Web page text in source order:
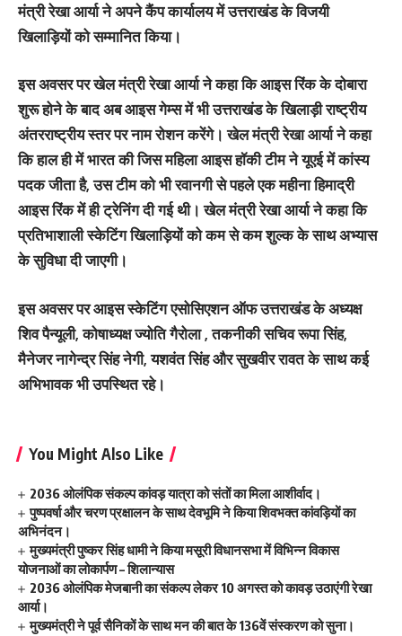
मंत्री रेखा आर्या ने अपने कैंप कार्यालय में उत्तराखंड के विजयी
खिलाड़ियों को सम्मानित किया।
इस अवसर पर खेल मंत्री रेखा आर्या ने कहा कि आइस रिंक के दोबारा
शुरू होने के बाद अब आइस गेम्स में भी उत्तराखंड के खिलाड़ी राष्ट्रीय
अंतरराष्ट्रीय स्तर पर नाम रोशन करेंगे। खेल मंत्री रेखा आर्या ने कहा
कि हाल ही में भारत की जिस महिला आइस हॉकी टीम ने यूएई में कांस्य
पदक जीता है, उस टीम को भी रवानगी से पहले एक महीना हिमाद्री
आइस रिंक में ही ट्रेनिंग दी गई थी। खेल मंत्री रेखा आर्या ने कहा कि
प्रतिभाशाली स्केटिंग खिलाड़ियों को कम से कम शुल्क के साथ अभ्यास
के सुविधा दी जाएगी।
इस अवसर पर आइस स्केटिंग एसोसिएशन ऑफ उत्तराखंड के अध्यक्ष
शिव पैन्यूली, कोषाध्यक्ष ज्योति गैरोला , तकनीकी सचिव रूपा सिंह,
मैनेजर नागेन्द्र सिंह नेगी, यशवंत सिंह और सुखवीर रावत के साथ कई
अभिभावक भी उपस्थित रहे।
You Might Also Like
2036 ओलंपिक संकल्प कांवड़ यात्रा को संतों का मिला आशीर्वाद।
पुष्पवर्षा और चरण प्रक्षालन के साथ देवभूमि ने किया शिवभक्त कांवड़ियों का
अभिनंदन।
मुख्यमंत्री पुष्कर सिंह धामी ने किया मसूरी विधानसभा में विभिन्न विकास
योजनाओं का लोकार्पण – शिलान्यास
2036 ओलंपिक मेजबानी का संकल्प लेकर 10 अगस्त को कावड़ उठाएंगी रेखा
आर्या।
मुख्यमंत्री ने पूर्व सैनिकों के साथ मन की बात के 136वें संस्करण को सुना।